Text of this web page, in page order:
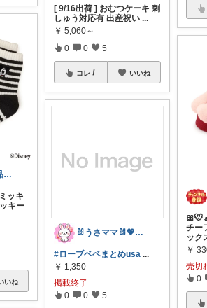
楽天ROOM商品紹介
ッキ
キー
いね
[ 9/16出荷 ] おむつケーキ 刺
しゅう対応有 出産祝い...
￥ 5,060～
0 0 5
コレ いいね
🐰うさママ🐰💖キッズ・ママの日常✨
#ローブベベまとめusa ...
￥ 1,350
掲載終了
0 0 5
チー
ック
￥
売切
0